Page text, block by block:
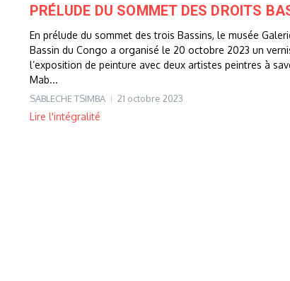
PRÉLUDE DU SOMMET DES DROITS
En prélude du sommet des trois Bassins, le musée
Bassin du Congo a organisé le 20 octobre 2023 un
l’exposition de peinture avec deux artistes peintres à
Mab...
SABLECHE TSIMBA 21 octobre 2023
Lire l'intégralité